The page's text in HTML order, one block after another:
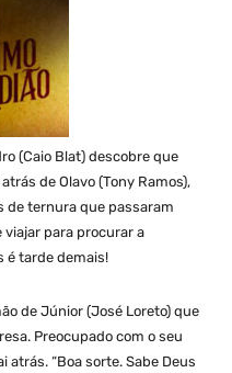
(Caio Blat) descobre que
de Olavo (Tony Ramos),
de ternura que passaram
viajar para procurar a
é tarde demais!
de Júnior (José Loreto) que
Preocupado com o seu
atrás. “Boa sorte. Sabe Deus